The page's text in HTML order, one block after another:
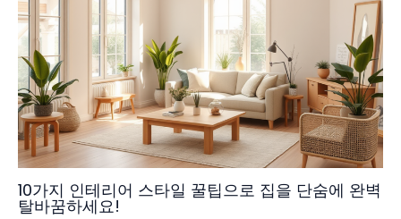
10가지 인테리어 스타일 꿀팁으로 집을 단숨에 완벽
탈바꿈하세요!